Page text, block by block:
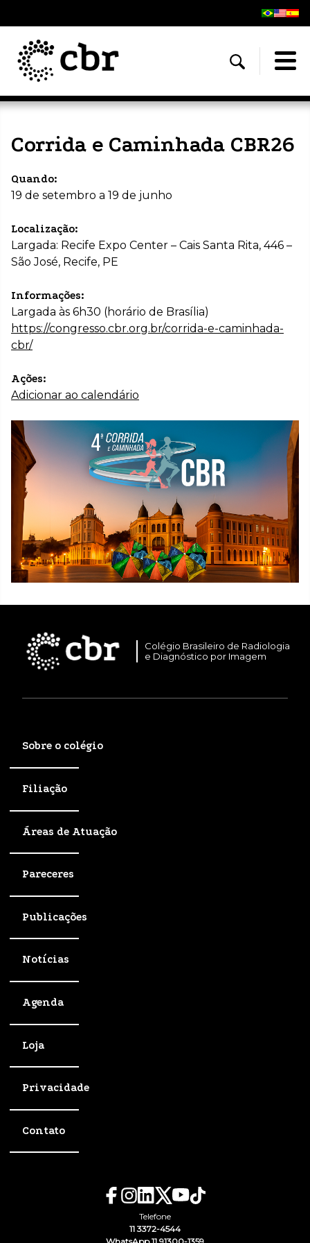
Corrida e Caminhada CBR26
Quando:
19 de setembro a 19 de junho
Localização:
Largada: Recife Expo Center – Cais Santa Rita, 446 –
São José, Recife, PE
Informações:
Largada às 6h30 (horário de Brasília)
https://congresso.cbr.org.br/corrida-e-caminhada-
cbr/
Ações:
Adicionar ao calendário
Colégio Brasileiro de Radiologia
e Diagnóstico por Imagem
Sobre o colégio
Filiação
Áreas de Atuação
Pareceres
Publicações
Notícias
Agenda
Loja
Privacidade
Contato
Telefone
11 3372-4544